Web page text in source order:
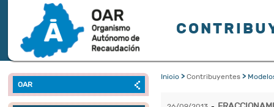
OAR
Inicio> Contribuyentes>